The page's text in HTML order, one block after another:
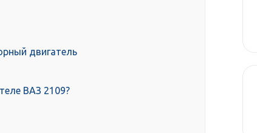
двигатель
ВАЗ 2109?